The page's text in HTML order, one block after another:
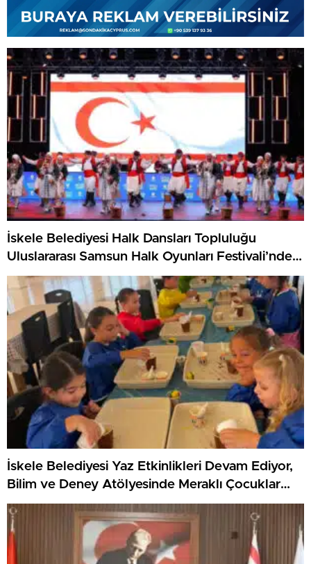
İskele Belediyesi Halk Dansları Topluluğu
Uluslararası Samsun Halk Oyunları Festivali’nde
KKTC’yi Gururla Temsil Ediyor
İskele Belediyesi Yaz Etkinlikleri Devam Ediyor,
Bilim ve Deney Atölyesinde Meraklı Çocuklar
Öne Çıktı